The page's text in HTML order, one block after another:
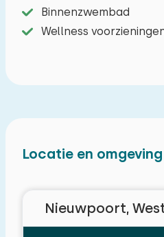
Binnenzwembad
Wellness
Locatie en omgeving
Nieuwpoort,